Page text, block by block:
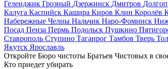
Геленджик Грозный Дзержинск Дмитров
Калуга Каспийск Кашира Киров Клин Королёв
Набережные Челны Нальчик Наро-Фоминск
Посад Пенза Пермь Подольск Пушкино
Ставрополь Ступино Таганрог Тамбов Тверь
Якутск Ярославль
Откройте Бюро чистоты Братьев Чистовых в
Кто приедет убирать